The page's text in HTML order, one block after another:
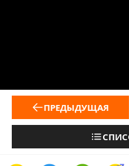
ПРЕДЫДУЩАЯ